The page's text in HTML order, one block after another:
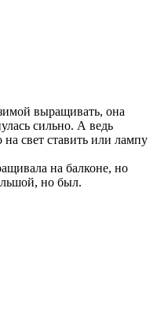
выращивать, она
сильно. А ведь
свет ставить или лампу
на балконе, но
но был.